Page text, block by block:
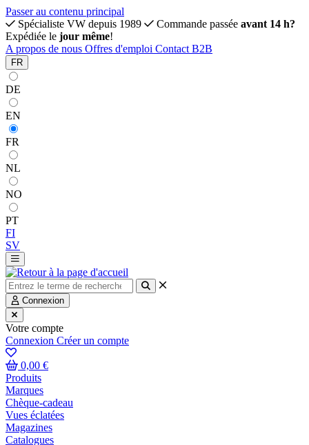
Passer au contenu principal
Spécialiste VW depuis 1989
Commande passée avant 14 h?
Expédiée le jour même!
A propos de nous Offres d'emploi Contact B2B
FR
DE
EN
FR
NL
NO
PT
FI
SV
Connexion
Votre compte
Connexion Créer un compte
0,00 €
Produits
Marques
Chèque-cadeau
Vues éclatées
Magazines
Catalogues